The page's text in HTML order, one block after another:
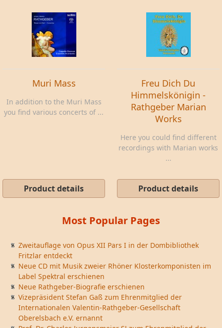
Muri Mass
In addition to the Muri Mass
you find various concerts of ...
Product details
Freu Dich Du
Himmelskönigin -
Rathgeber Marian
Works
Here you could find different
recordings with Marian works
...
Product details
Most Popular Pages
Zweitauflage von Opus XII Pars I in der Dombibliothek
Fritzlar entdeckt
Neue CD mit Musik zweier Rhöner Klosterkomponisten im
Label Spektral erschienen
Neue Rathgeber-Biografie erschienen
Vizepräsident Stefan Gaß zum Ehrenmitglied der
Internationalen Valentin-Rathgeber-Gesellschaft
Oberelsbach e.V. ernannt